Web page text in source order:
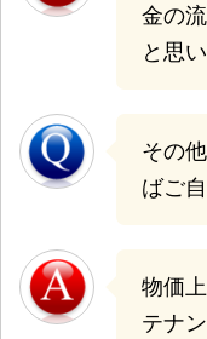
金の
と思
その
ばご
物価
テナ